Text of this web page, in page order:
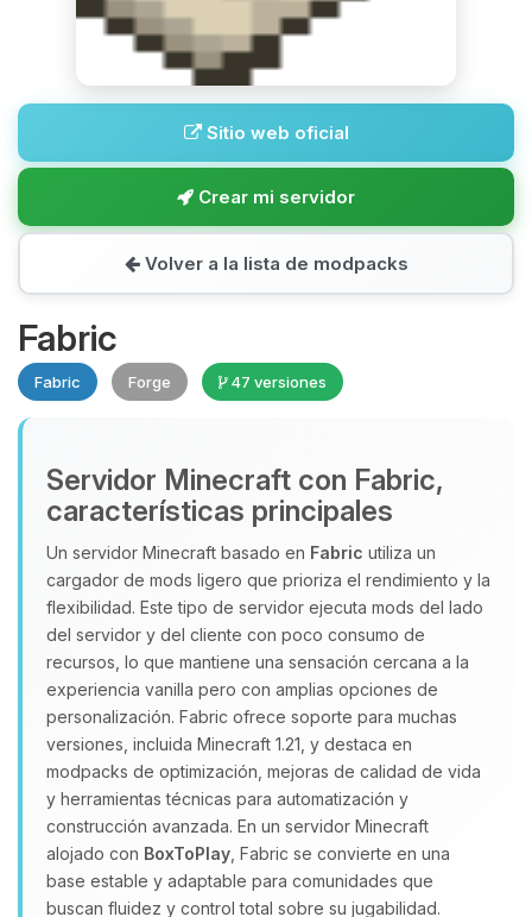
Sitio web oficial
Crear mi servidor
Volver a la lista de modpacks
Fabric
Fabric Forge 47 versiones
Servidor Minecraft con Fabric,
características principales
Un servidor Minecraft basado en Fabric utiliza un
cargador de mods ligero que prioriza el rendimiento y la
flexibilidad. Este tipo de servidor ejecuta mods del lado
del servidor y del cliente con poco consumo de
recursos, lo que mantiene una sensación cercana a la
experiencia vanilla pero con amplias opciones de
personalización. Fabric ofrece soporte para muchas
versiones, incluida Minecraft 1.21, y destaca en
modpacks de optimización, mejoras de calidad de vida
y herramientas técnicas para automatización y
construcción avanzada. En un servidor Minecraft
alojado con BoxToPlay , Fabric se convierte en una
base estable y adaptable para comunidades que
buscan fluidez y control total sobre su jugabilidad.
Yupi, por fin alguien con quien
hablar! Soy Choupy, tu pequeno
asistente de BoxToPlay. Cuentame
que necesitas y moveré mis
pequenos circuitos para ayudarte.
06/08/2026 03:32